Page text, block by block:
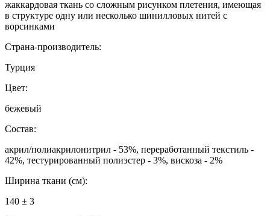
жаккардовая ткань со сложным рисунком плетения, имеющая
в структуре одну или несколько шинилловых нитей с
ворсинками
Страна-производитель:
Турция
Цвет:
бежевый
Состав:
акрил/полиакрилонитрил - 53%, переработанный текстиль -
42%, тестурированный полиэстер - 3%, вискоза - 2%
Ширина ткани (см):
140 ± 3